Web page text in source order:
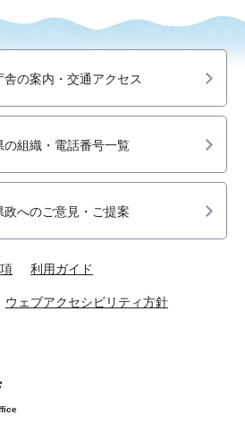
舎の案内・交通アクセス
の組織・電話番号一覧
政へのご意見・ご提案
利用ガイド
ウェブアクセシビリティ方針